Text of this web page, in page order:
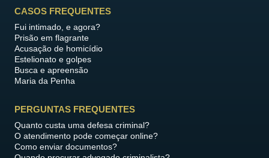
CASOS FREQUENTES
Fui intimado, e agora?
Prisão em flagrante
Acusação de homicídio
Estelionato e golpes
Busca e apreensão
Maria da Penha
PERGUNTAS FREQUENTES
Quanto custa uma defesa criminal?
O atendimento pode começar online?
Como enviar documentos?